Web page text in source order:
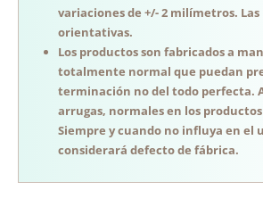
variaciones de +/- 2 milímetros. Las
orientativas.
Los productos son fabricados a
totalmente normal que puedan
terminación no del todo perfecta.
arrugas, normales en los
Siempre y cuando no influya en el
considerará defecto de fábrica.